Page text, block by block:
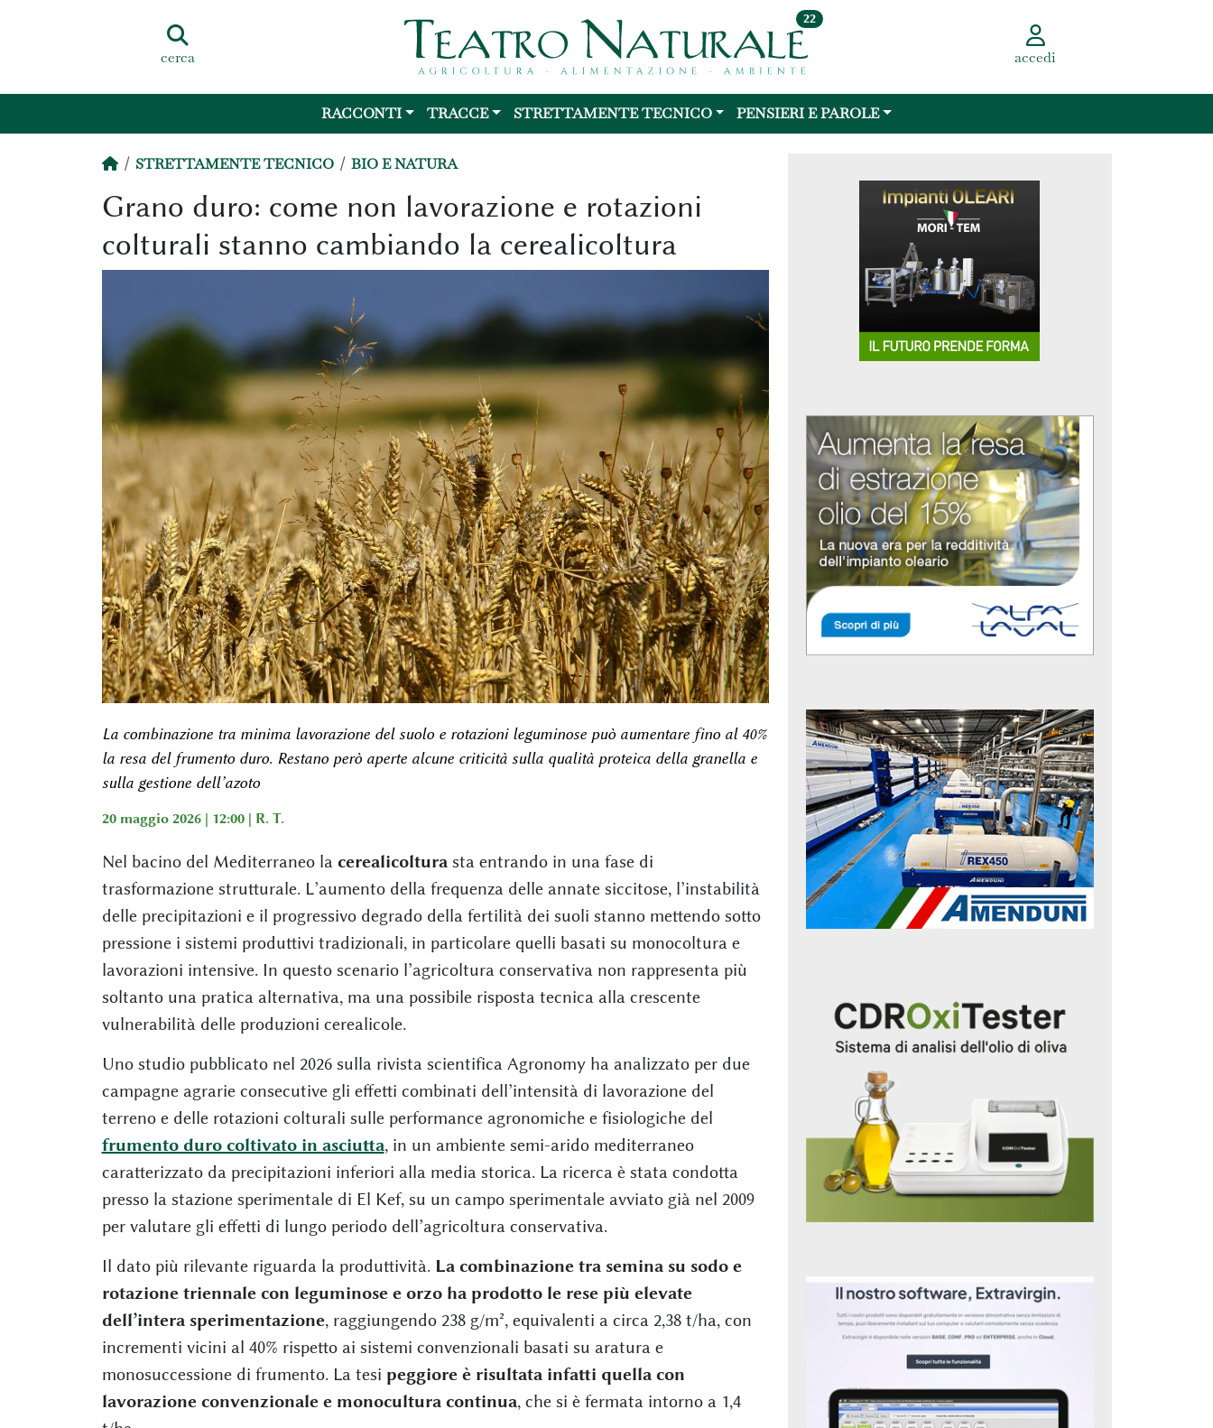
cerca
22
accedi
RACCONTI TRACCE STRETTAMENTE TECNICO PENSIERI E PAROLE
STRETTAMENTE TECNICO BIO E NATURA
Grano duro: come non lavorazione e rotazioni
colturali stanno cambiando la cerealicoltura
La combinazione tra minima lavorazione del suolo e rotazioni leguminose può aumentare fino al 40%
la resa del frumento duro. Restano però aperte alcune criticità sulla qualità proteica della granella e
sulla gestione dell’azoto
20 maggio 2026 | 12:00 | R. T.
Nel bacino del Mediterraneo la cerealicolturasta entrando in una fase di
trasformazione strutturale. L’aumento della frequenza delle annate siccitose, l’instabilità
delle precipitazioni e il progressivo degrado della fertilità dei suoli stanno mettendo sotto
pressione i sistemi produttivi tradizionali, in particolare quelli basati su monocoltura e
lavorazioni intensive. In questo scenario l’agricoltura conservativa non rappresenta più
soltanto una pratica alternativa, ma una possibile risposta tecnica alla crescente
vulnerabilità delle produzioni cerealicole.
Uno studio pubblicato nel 2026 sulla rivista scientifica Agronomy ha analizzato per due
campagne agrarie consecutive gli effetti combinati dell’intensità di lavorazione del
terreno e delle rotazioni colturali sulle performance agronomiche e fisiologiche del
frumento duro coltivato in asciutta, in un ambiente semi-arido mediterraneo
caratterizzato da precipitazioni inferiori alla media storica. La ricerca è stata condotta
presso la stazione sperimentale di El Kef, su un campo sperimentale avviato già nel 2009
per valutare gli effetti di lungo periodo dell’agricoltura conservativa.
Il dato più rilevante riguarda la produttività. La combinazione tra semina su sodo e
rotazione triennale con leguminose e orzo ha prodotto le rese più elevate
dell’intera sperimentazione, raggiungendo 238 g/m², equivalenti a circa 2,38 t/ha, con
incrementi vicini al 40% rispetto ai sistemi convenzionali basati su aratura e
monosuccessione di frumento. La tesi peggiore è risultata infatti quella con
lavorazione convenzionale e monocultura continua, che si è fermata intorno a 1,4